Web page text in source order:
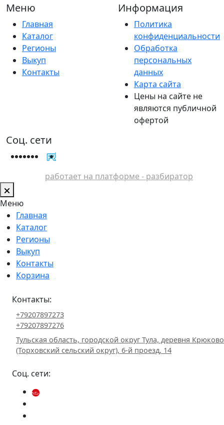
Меню
Главная
Каталог
Регионы
Выкуп
Контакты
Информация
Политика
конфиденциальности
Обработка
персональных
данных
Карта сайта
Цены на сайте не
являются публичной
офертой
Соц. сети
работает на платформе - разбиратор
Меню
Главная
Каталог
Регионы
Выкуп
Контакты
Корзина
Контакты:
+79207897273
+79207897276
Тульская область, городской округ Тула, деревня Крюково
(Торховский сельский округ), 6-й проезд, 14
Соц. сети: